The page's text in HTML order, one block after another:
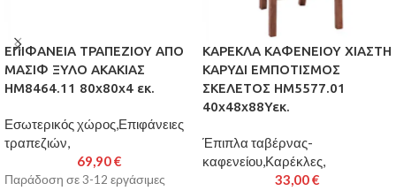
ΕΠΙΦΑΝΕΙΑ ΤΡΑΠΕΖΙΟΥ ΑΠΟ
ΜΑΣΙΦ ΞΥΛΟ ΑΚΑΚΙΑΣ
HM8464.11 80x80x4 εκ.
Εσωτερικός χώρος,Επιφάνειες
τραπεζιών,
69,90€
Παράδοση σε 3-12 εργάσιμες
ΚΑΡΕΚΛΑ ΚΑΦΕΝΕΙΟΥ ΧΙΑΣΤΗ
ΚΑΡΥΔΙ ΕΜΠΟΤΙΣΜΟΣ
ΣΚΕΛΕΤΟΣ HM5577.01
40x48x88Υεκ.
Έπιπλα ταβέρνας-
καφενείου,Καρέκλες,
33,00€